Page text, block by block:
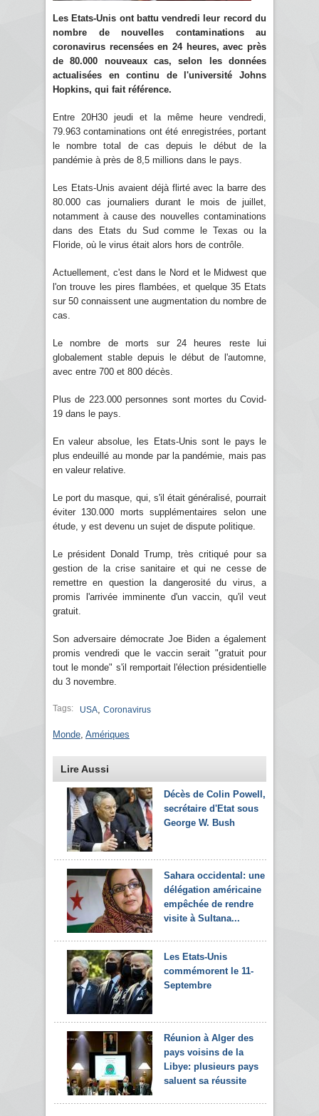
Les Etats-Unis ont battu vendredi leur record du
nombre de nouvelles contaminations au
coronavirus recensées en 24 heures, avec près
de 80.000 nouveaux cas, selon les données
actualisées en continu de l'université Johns
Hopkins, qui fait référence.
Entre 20H30 jeudi et la même heure vendredi,
79.963 contaminations ont été enregistrées, portant
le nombre total de cas depuis le début de la
pandémie à près de 8,5 millions dans le pays.
Les Etats-Unis avaient déjà flirté avec la barre des
80.000 cas journaliers durant le mois de juillet,
notamment à cause des nouvelles contaminations
dans des Etats du Sud comme le Texas ou la
Floride, où le virus était alors hors de contrôle.
Actuellement, c'est dans le Nord et le Midwest que
l'on trouve les pires flambées, et quelque 35 Etats
sur 50 connaissent une augmentation du nombre de
cas.
Le nombre de morts sur 24 heures reste lui
globalement stable depuis le début de l'automne,
avec entre 700 et 800 décès.
Plus de 223.000 personnes sont mortes du Covid-
19 dans le pays.
En valeur absolue, les Etats-Unis sont le pays le
plus endeuillé au monde par la pandémie, mais pas
en valeur relative.
Le port du masque, qui, s'il était généralisé, pourrait
éviter 130.000 morts supplémentaires selon une
étude, y est devenu un sujet de dispute politique.
Le président Donald Trump, très critiqué pour sa
gestion de la crise sanitaire et qui ne cesse de
remettre en question la dangerosité du virus, a
promis l'arrivée imminente d'un vaccin, qu'il veut
gratuit.
Son adversaire démocrate Joe Biden a également
promis vendredi que le vaccin serait "gratuit pour
tout le monde" s'il remportait l'élection présidentielle
du 3 novembre.
Tags: USA Coronavirus
Monde Amériques
Lire Aussi
Décès de Colin Powell,
secrétaire d'Etat sous
George W. Bush
Sahara occidental: une
délégation américaine
empêchée de rendre
visite à Sultana...
Les Etats-Unis
commémorent le 11-
Septembre
Réunion à Alger des
pays voisins de la
Libye: plusieurs pays
saluent sa réussite